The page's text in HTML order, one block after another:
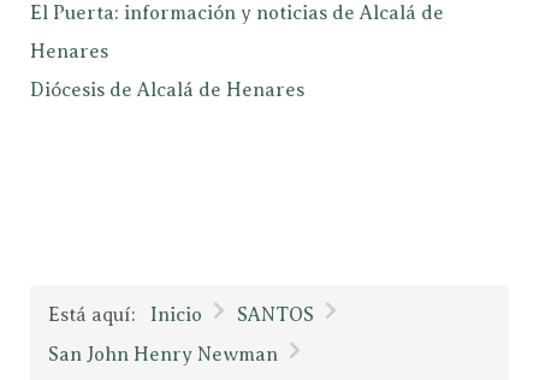
El Puerta: información y noticias de Alcalá de
Henares
Diócesis de Alcalá de Henares
Está aquí: Inicio
SANTOS
San John Henry Newman